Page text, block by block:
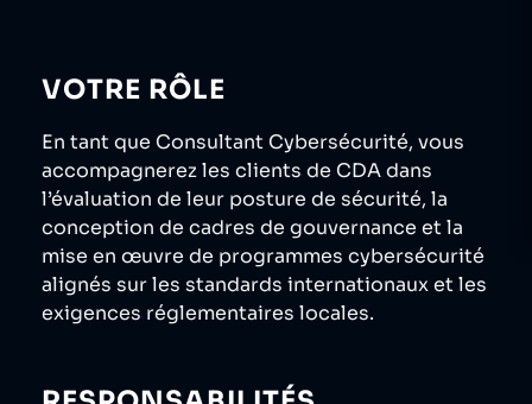
VOTRE RÔLE
En tant que Consultant Cybersécurité, vous
accompagnerez les clients de CDA dans
l’évaluation de leur posture de sécurité, la
conception de cadres de gouvernance et la
mise en œuvre de programmes cybersécurité
alignés sur les standards internationaux et les
exigences réglementaires locales.